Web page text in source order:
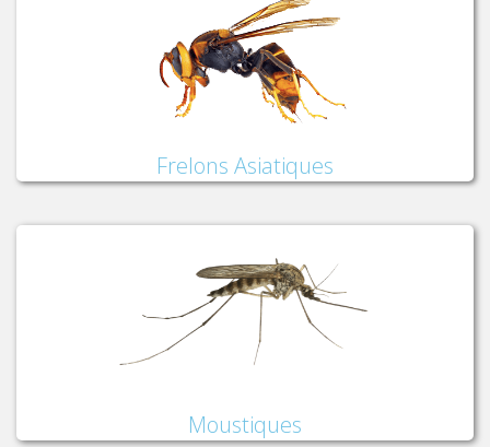
Frelons Asiatiques
Moustiques